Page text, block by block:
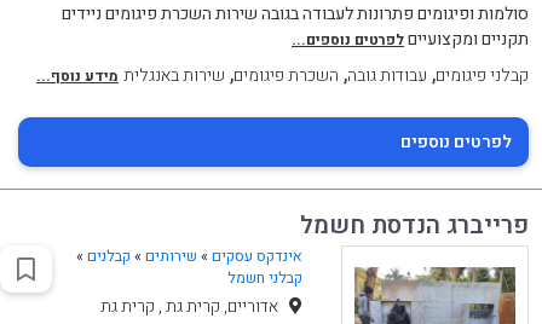
סולמות ופיגומים פתרונות לעבודה בגובה שירות השכרת פיגומים ניידים
תקניים ומקצועייםלפרטים נוספים...
קבלני פיגומים, עבודות גובה, השכרת פיגומים, שירות באנגלית מידע נוסף...
לפרטים נוספים
פרייברג הנדסת חשמל
אינדקס עסקים » שירותים» קבלנים»
קבלני חשמל
אדוריים, קרית גת , קרית גת